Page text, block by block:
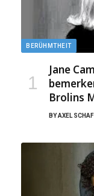
BERÜHMTHEIT
Jane
Brolins
BYAXEL